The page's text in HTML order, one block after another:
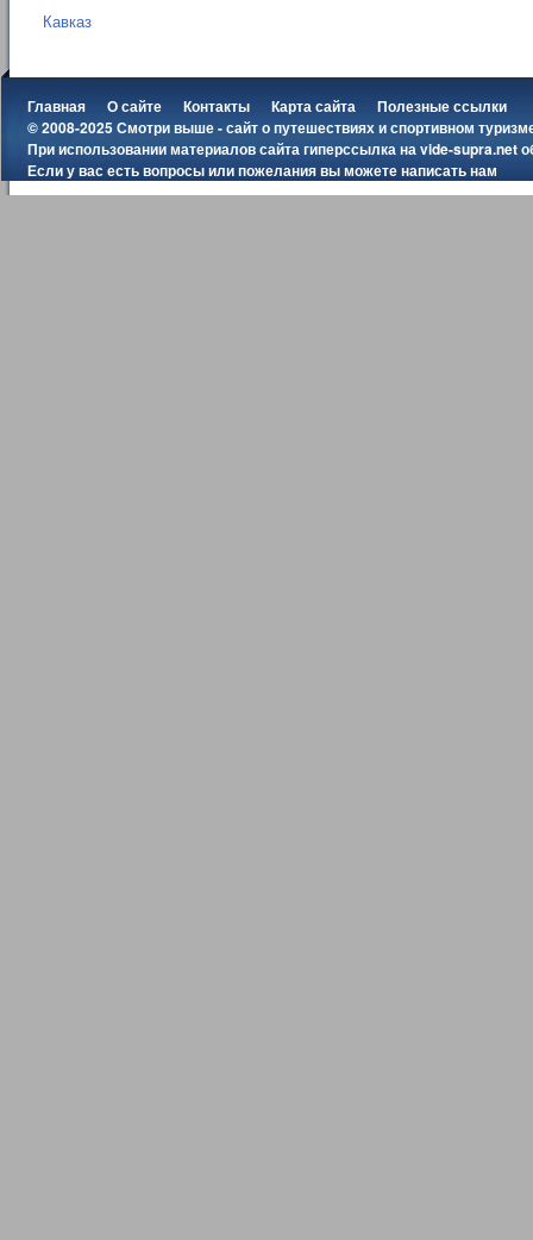
Кавказ
Главная О сайте Контакты Карта сайта
Полезные ссылки
© 2008-2025 Смотри выше - сайт о путешествиях и спортивном
При использовании материалов сайта гиперссылка наvide-supra.net
Если у вас есть вопросы или пожелания вы можетенаписать нам